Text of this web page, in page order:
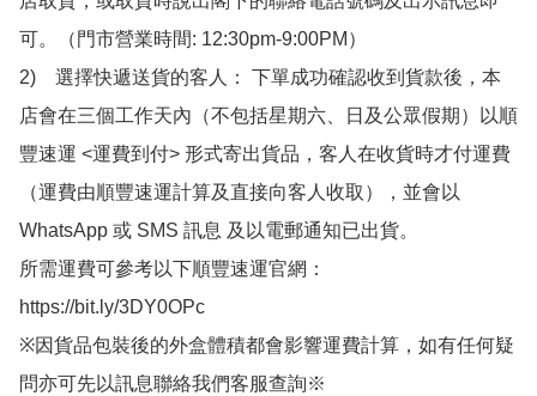
可。（門市營業時間: 12:30pm-9:00PM）
2)　選擇快遞送貨的客人： 下單成功確認收到貨款後，本
店會在三個工作天內（不包括星期六、日及公眾假期）以順
豐速運 <運費到付> 形式寄出貨品，客人在收貨時才付運費
（運費由順豐速運計算及直接向客人收取），並會以
WhatsApp 或 SMS 訊息 及以電郵通知已出貨。
所需運費可參考以下順豐速運官網：
https://bit.ly/3DY0OPc
※因貨品包裝後的外盒體積都會影響運費計算，如有任何疑
問亦可先以訊息聯絡我們客服查詢※